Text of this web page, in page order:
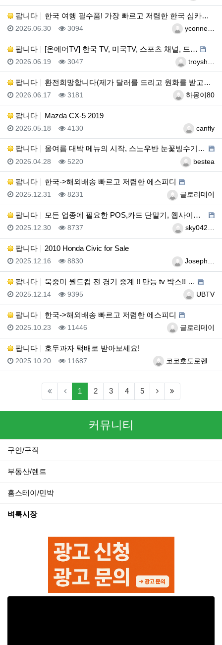
팝니다 한국 여행 필수품! 가장 빠르고 저렴한 한국 심카드(e…
등록자yconne…
등록일
2026.06.30 조회
3094
팝니다 [온에어TV] 한국 TV, 미국TV, 스포츠 채널, 드…
등록자troysh…
등록일
2026.06.19 조회
3047
팝니다 환전희망합니다(제가 달러를 드리고 원화를 받고싶습니다)
등록자하몽이80
등록일
2026.06.17 조회
3181
팝니다 Mazda CX-5 2019
등록자canfly
등록일
2026.05.18 조회
4130
팝니다 올여름 대박 메뉴의 시작, 스노우반 눈꽃빙수기 판매합니…
등록자bestea
등록일
2026.04.28 조회
5220
팝니다 한국->해외배송 빠르고 저렴한 에스피디
등록자글로리데이
등록일
2025.12.31 조회
8231
팝니다 모든 업종에 필요한 POS,카드 단말기, 웹사이트 제작…
등록자sky042…
등록일
2025.12.30 조회
8737
팝니다 2010 Honda Civic for Sale
등록자Joseph…
등록일
2025.12.16 조회
8830
팝니다 북중미 월드컵 전 경기 중계 !! 만능 tv 박스!! …
등록자UBTV
등록일
2025.12.14 조회
9395
팝니다 한국->해외배송 빠르고 저렴한 에스피디
등록자글로리데이
등록일
2025.10.23 조회
11446
팝니다 호두과자 택배로 받아보세요!
등록자코코호도로렌…
등록일
2025.10.20 조회
11687
1 (current)
2 3 4 5 (next)
커뮤니티
구인/구직
부동산/렌트
홈스테이/민박
벼룩시장